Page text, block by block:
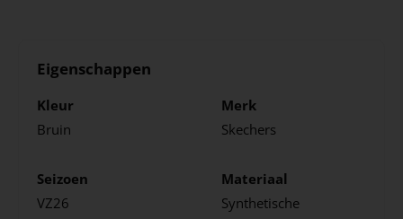
Eigenschappen
Kleur
Bruin
Merk
Skechers
Seizoen
VZ26
Materiaal
Synthetische